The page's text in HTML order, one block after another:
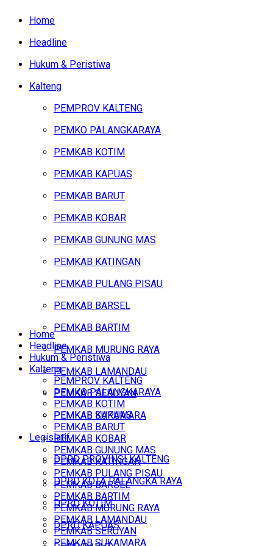
Home
Headline
Hukum & Peristiwa
Kalteng
PEMPROV KALTENG
PEMKO PALANGKARAYA
PEMKAB KOTIM
PEMKAB KAPUAS
PEMKAB BARUT
PEMKAB KOBAR
PEMKAB GUNUNG MAS
PEMKAB KATINGAN
PEMKAB PULANG PISAU
PEMKAB BARSEL
PEMKAB BARTIM
PEMKAB MURUNG RAYA
PEMKAB LAMANDAU
PEMKAB SERUYAN
PEMKAB SUKAMARA
Legislatif
DPRD PROVINSI KALTENG
DPRD KOTA PALANGKA RAYA
DPRD KOTIM
DPRD KAPUAS
Home
Headline
Hukum & Peristiwa
Kalteng
PEMPROV KALTENG
PEMKO PALANGKARAYA
PEMKAB KOTIM
PEMKAB KAPUAS
PEMKAB BARUT
PEMKAB KOBAR
PEMKAB GUNUNG MAS
PEMKAB KATINGAN
PEMKAB PULANG PISAU
PEMKAB BARSEL
PEMKAB BARTIM
PEMKAB MURUNG RAYA
PEMKAB LAMANDAU
PEMKAB SERUYAN
PEMKAB SUKAMARA